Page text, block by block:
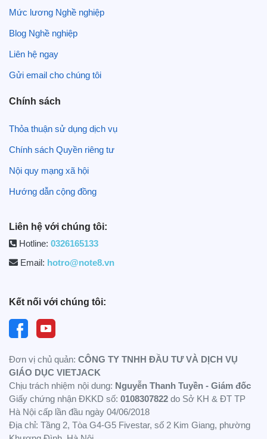
Mức lương Nghề nghiệp
Blog Nghề nghiệp
Liên hệ ngay
Gửi email cho chúng tôi
Chính sách
Thỏa thuận sử dụng dịch vụ
Chính sách Quyền riêng tư
Nội quy mạng xã hội
Hướng dẫn cộng đồng
Liên hệ với chúng tôi:
Hotline: 0326165133
Email: hotro@note8.vn
Kết nối với chúng tôi:
Đơn vị chủ quản: CÔNG TY TNHH ĐẦU TƯ VÀ DỊCH VỤ
GIÁO DỤC VIETJACK
Chịu trách nhiệm nội dung: Nguyễn Thanh Tuyền - Giám đốc
Giấy chứng nhận ĐKKD số: 0108307822 do Sở KH & ĐT TP
Hà Nội cấp lần đầu ngày 04/06/2018
Địa chỉ: Tầng 2, Tòa G4-G5 Fivestar, số 2 Kim Giang, phường